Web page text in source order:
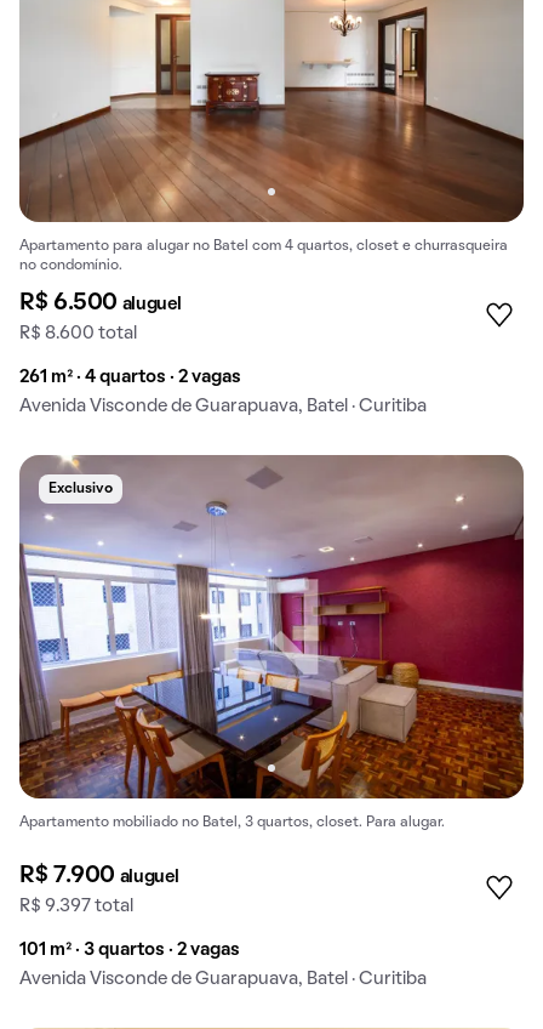
Apartamento para alugar no Batel com 4 quartos, closet e churrasqueira
no condomínio.
R$ 6.500 aluguel
R$ 8.600 total
261 m² · 4 quartos · 2 vagas
Avenida Visconde de Guarapuava, Batel · Curitiba
Exclusivo
Apartamento mobiliado no Batel, 3 quartos, closet. Para alugar.
R$ 7.900 aluguel
R$ 9.397 total
101 m² · 3 quartos · 2 vagas
Avenida Visconde de Guarapuava, Batel · Curitiba